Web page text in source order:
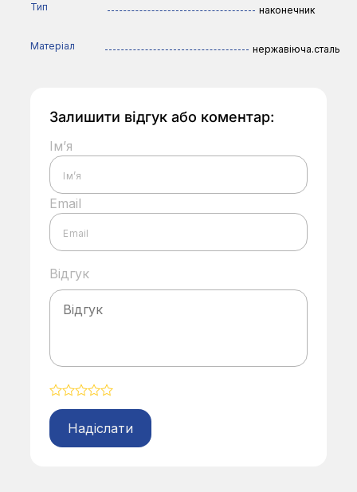
Тип наконечник
Матеріал нержавіюча.сталь
Залишити відгук або коментар:
Ім’я
Email
Відгук